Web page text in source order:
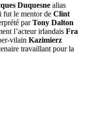
Duquesne alias
fut le mentor de Clint
parTony Dalton
l’acteur irlandais Fra
vilain Kazimierz
travaillant pour la